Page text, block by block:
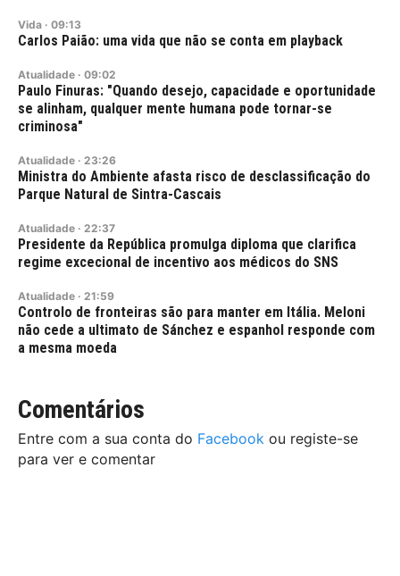
Vida · 09:13
Carlos Paião: uma vida que não se conta em playback
Atualidade · 09:02
Paulo Finuras: "Quando desejo, capacidade e oportunidade
se alinham, qualquer mente humana pode tornar-se
criminosa"
Atualidade · 23:26
Ministra do Ambiente afasta risco de desclassificação do
Parque Natural de Sintra-Cascais
Atualidade · 22:37
Presidente da República promulga diploma que clarifica
regime excecional de incentivo aos médicos do SNS
Atualidade · 21:59
Controlo de fronteiras são para manter em Itália. Meloni
não cede a ultimato de Sánchez e espanhol responde com
a mesma moeda
Comentários
Entre com a sua conta do Facebook ou registe-se
para ver e comentar